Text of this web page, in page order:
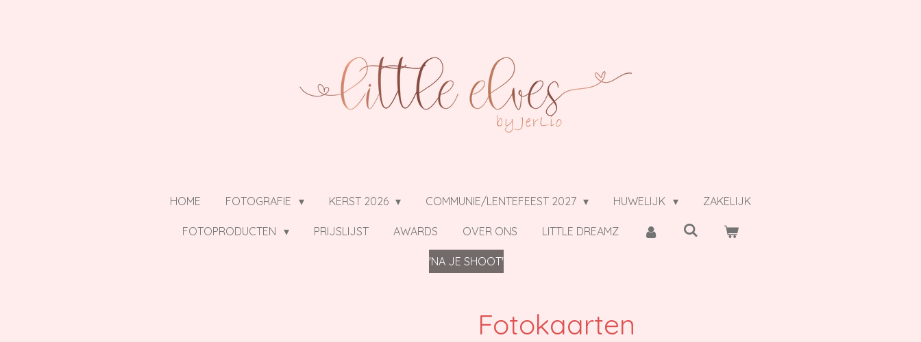
HOME FOTOGRAFIE KERST 2026 COMMUNIE/LENTEFEEST 2027 HUWELIJK ZAKELIJK
FOTOPRODUCTEN PRIJSLIJST AWARDS OVER ONS LITTLE DREAMZ
'NA JE SHOOT'
Fotokaarten